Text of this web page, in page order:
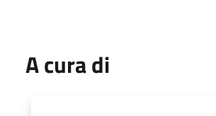
A cura di